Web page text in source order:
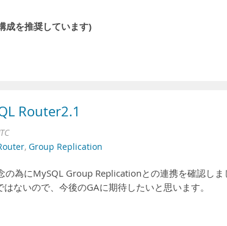
を推奨しています)
Router2.1
, Group Replication
為にMySQL Group Replicationとの連携を確認しま
ないので、今後のGAに期待したいと思います。